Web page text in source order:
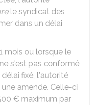
le syndicat des
dans un délai
mois ou lorsque le
s'est pas conformé
fixé, l'autorité
amende. Celle-ci
€ maximum par